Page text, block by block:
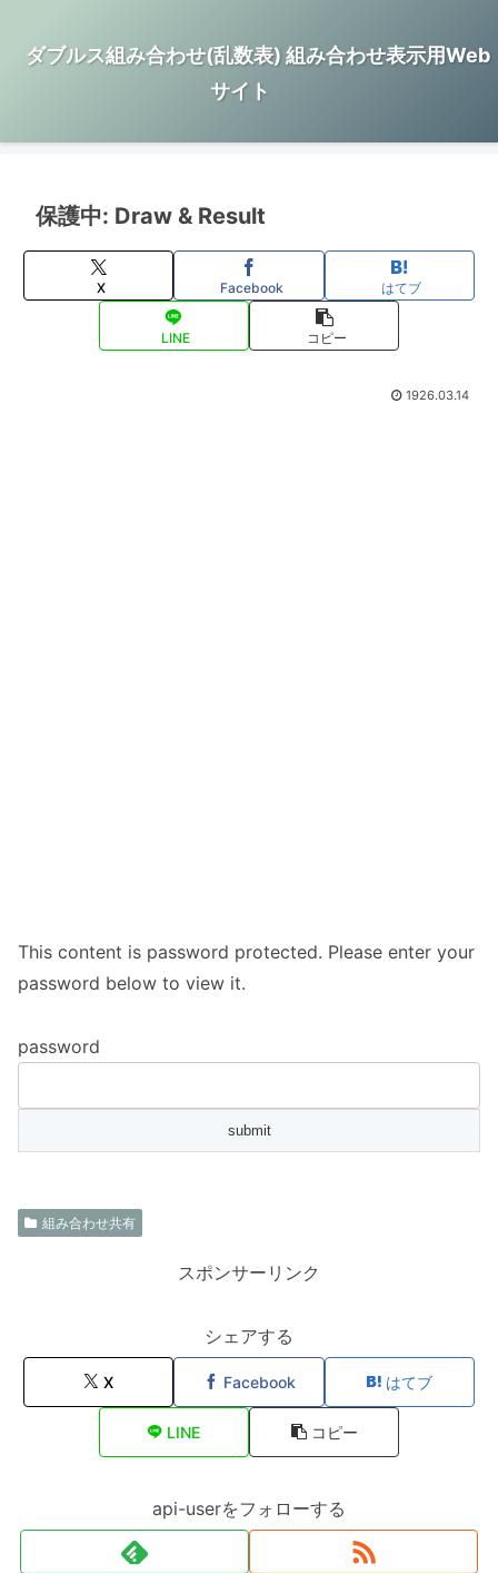
ダブルス組み合わせ(乱数表) 組み合わせ表示用Web
サイト
保護中: Draw & Result
X Facebook はてブ
LINE コピー
1926.03.14
This content is password protected. Please enter your
password below to view it.
password
組み合わせ共有
スポンサーリンク
シェアする
X Facebook はてブ
LINE コピー
api-userをフォローする